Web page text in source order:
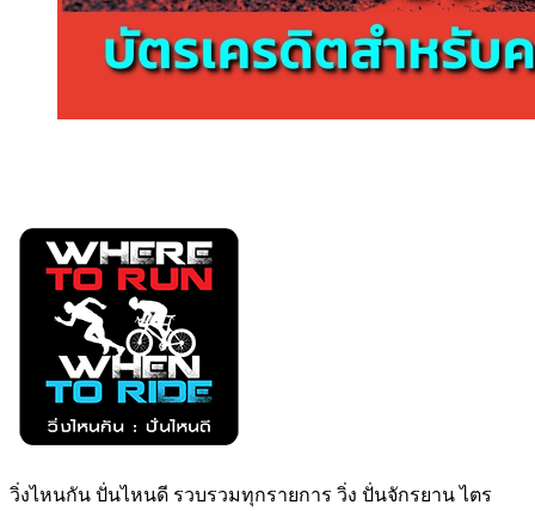
วิ่งไหนกัน ปั่นไหนดี รวบรวมทุกรายการ วิ่ง ปั่นจักรยาน ไตร